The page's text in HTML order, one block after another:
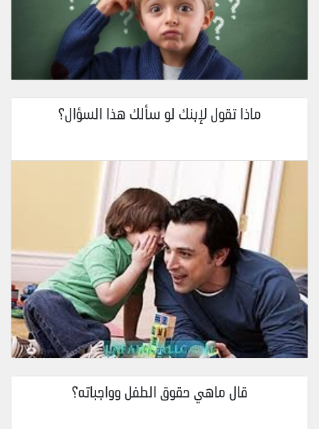
ماذا تقول لإبنك لو سألك هذا السؤال؟
قال ماهي حقوق الطفل وواجباته؟